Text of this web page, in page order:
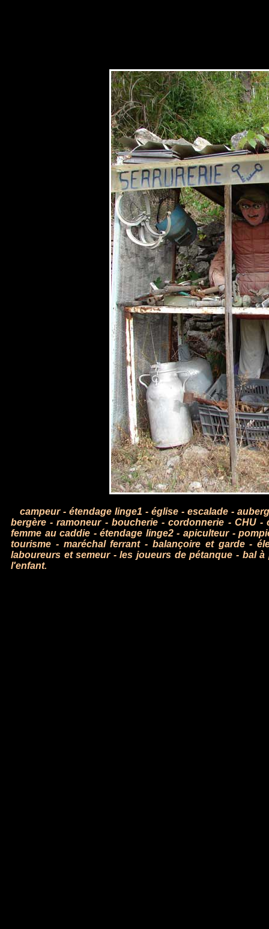
campeur- étendage linge1 - église - escalade -
bergère -ramoneur- boucherie-cordonnerie - CHU-
femme au caddie -étendage linge2-apiculteur -
tourisme - maréchal ferrant- balançoire et garde-
laboureurs et semeur-les joueurs de pétanque - bal à
l'enfant.